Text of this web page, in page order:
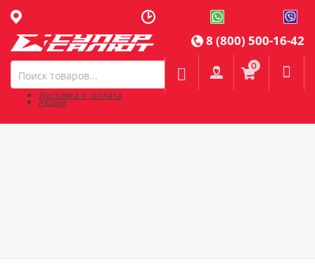
8 (800) 500-16-42
 0
Доставка и оплата
Акции